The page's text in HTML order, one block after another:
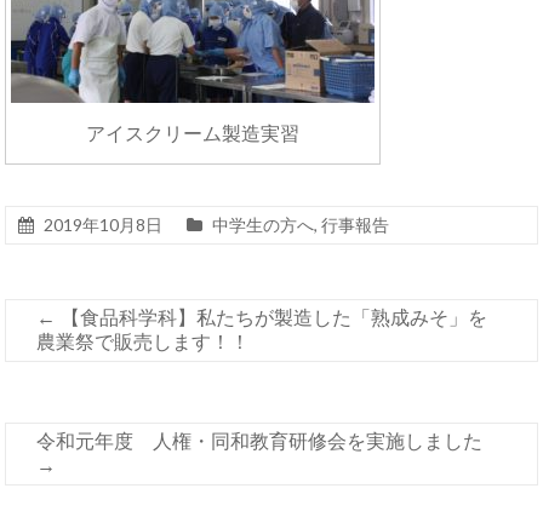
アイスクリーム製造実習
2019年10月8日 中学生の方へ,行事報告
←
【食品科学科】私たちが製造した「熟成みそ」を
農業祭で販売します！！
令和元年度 人権・同和教育研修会を実施しました
→